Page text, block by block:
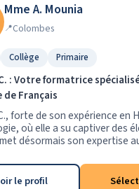
Mme A. Mounia
Colombes
Collège Primaire
: Votre formatrice
de Français
forte de son expérience en
où elle a su captiver des
désormais son expertise
le profil